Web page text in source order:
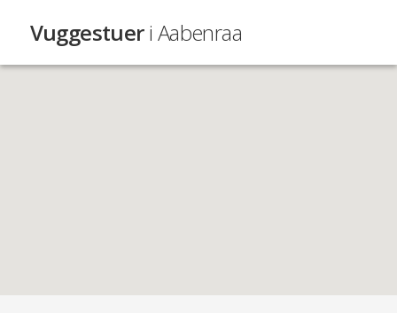
Vuggestueri Aabenraa